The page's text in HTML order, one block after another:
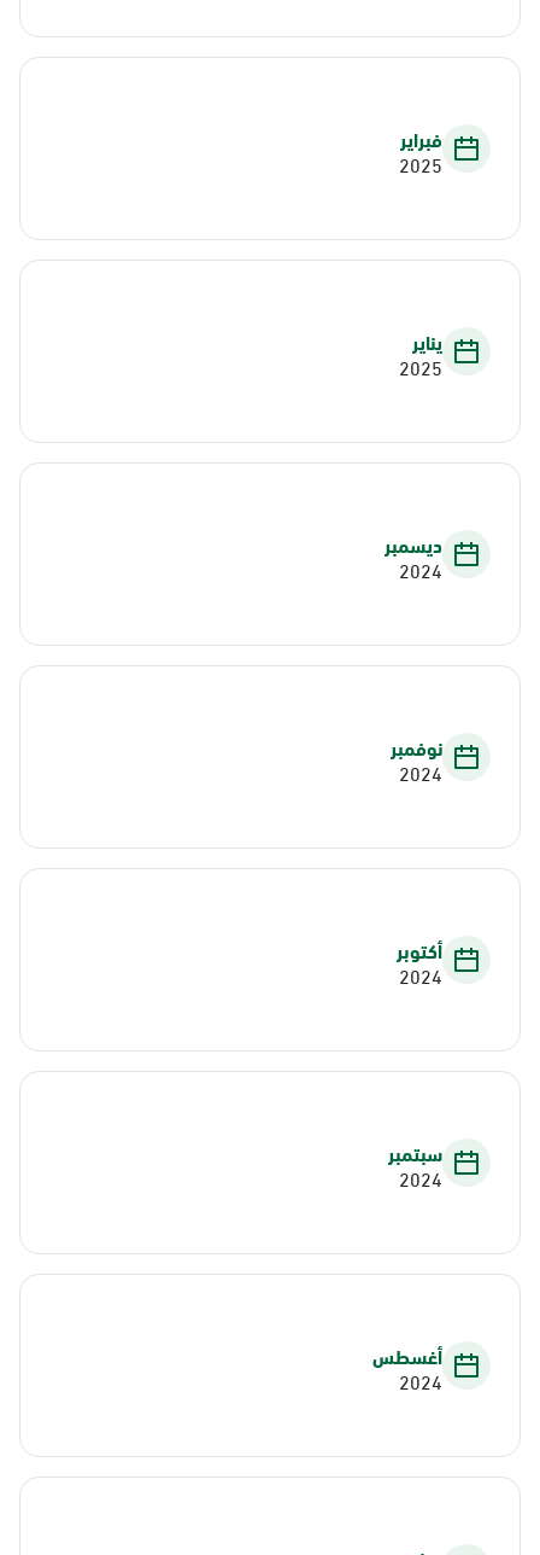
فبراير
2025
يناير
2025
ديسمبر
2024
نوفمبر
2024
أكتوبر
2024
سبتمبر
2024
أغسطس
2024